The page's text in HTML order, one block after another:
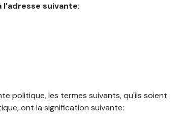
suivante:
politique, les termes suivants, qu'ils soient
ont la signification suivante: